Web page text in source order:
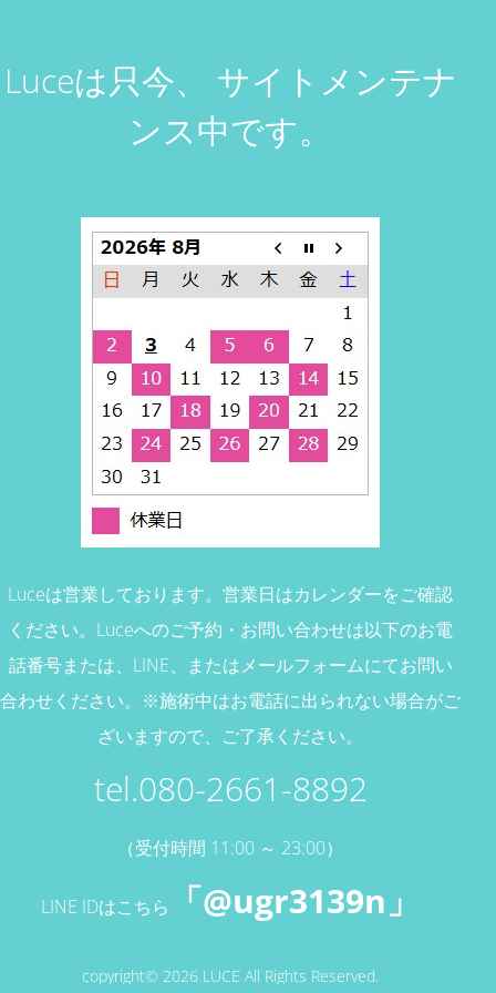
Luceは只今、
サイトメンテナ
ンス中です。
Luceは営業しております。営業日はカレンダーをご確認
ください。 Luceへのご予約・お問い合わせは以下のお電
話番号または、 LINE、またはメールフォームにてお問い
合わせください。 ※施術中はお電話に出られない場合がご
ざいますので、ご了承ください。
tel.080-2661-8892
（受付時間 11:00 ～ 23:00）
LINE IDはこちら 「@ugr3139n」
copyright© 2026 LUCE All Rights Reserved.